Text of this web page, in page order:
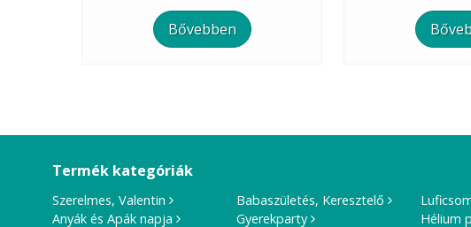
Bővebben
Termék kategóriák
Szerelmes, Valentin
Anyák és Apák napja
Babaszületés, Keresztelő
Gyerekparty
Hélium